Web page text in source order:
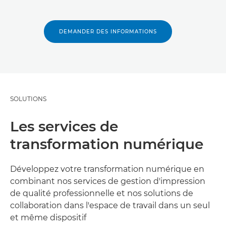
DEMANDER DES INFORMATIONS
SOLUTIONS
Les services de
transformation numérique
Développez votre transformation numérique en
combinant nos services de gestion d'impression
de qualité professionnelle et nos solutions de
collaboration dans l'espace de travail dans un seul
et même dispositif